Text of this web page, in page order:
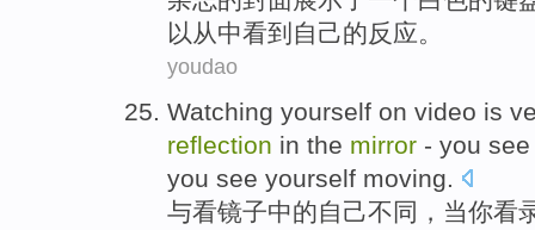
以 从中看到 自己的反应。
youdao
Watching yourself on video is
reflection in the mirror - you see
you see yourself moving.
与看镜子中的自己不同 ，当你看